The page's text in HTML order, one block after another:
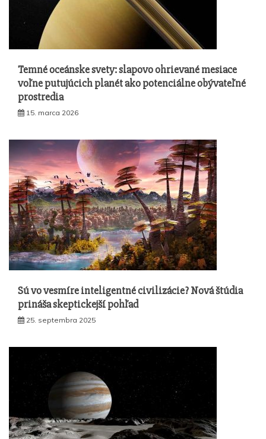
Temné oceánske svety: slapovo ohrievané mesiace
voľne putujúcich planét ako potenciálne obývateľné
prostredia
15. marca 2026
Sú vo vesmíre inteligentné civilizácie? Nová štúdia
prináša skeptickejší pohľad
25. septembra 2025